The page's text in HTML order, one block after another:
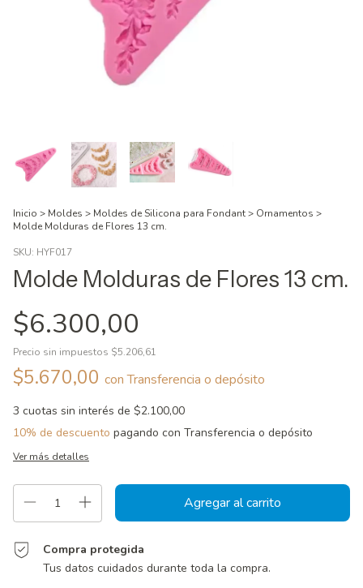
Inicio > Moldes > Moldes de Silicona para Fondant> Ornamentos >
Molde Molduras de Flores 13 cm.
SKU: HYF017
Molde Molduras de Flores 13 cm.
$6.300,00
Precio sin impuestos $5.206,61
$5.670,00 con Transferencia o depósito
3 cuotas sin interés de $2.100,00
10% de descuento pagando con Transferencia o depósito
Ver más detalles
Compra protegida
Tus datos cuidados durante toda la compra.